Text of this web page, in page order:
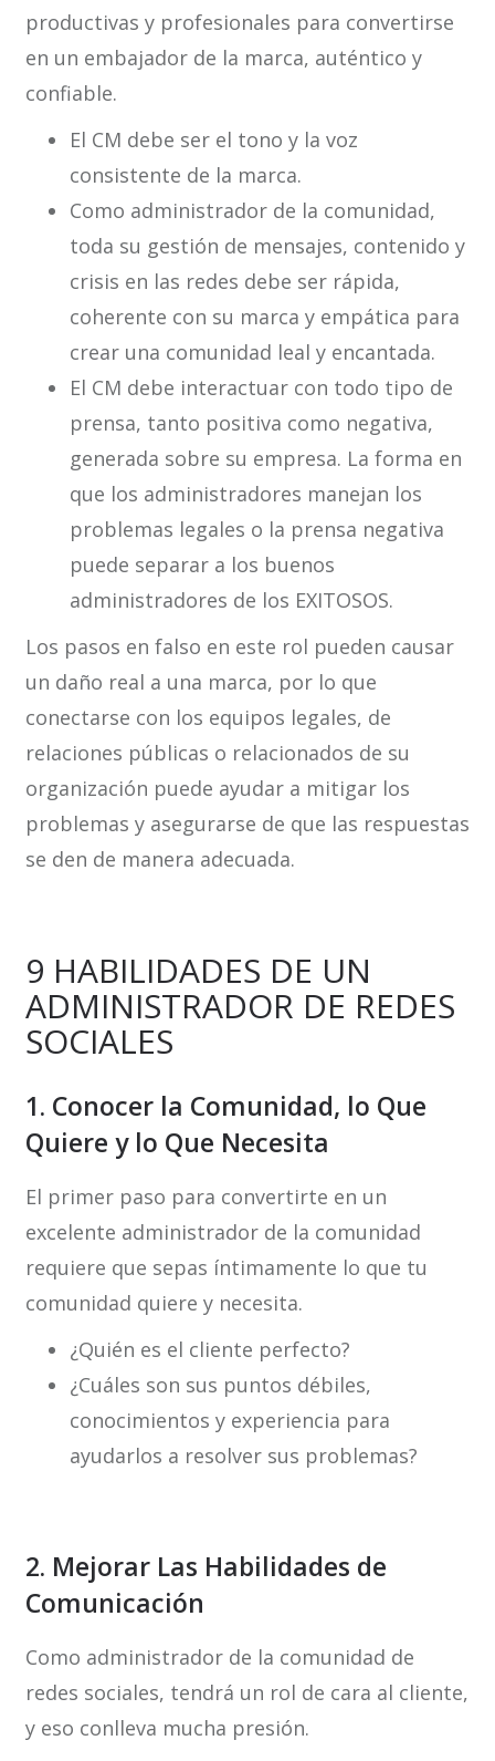
productivas y profesionales para convertirse
en un embajador de la marca, auténtico y
confiable.
El CM debe ser el tono y la voz
consistente de la marca.
Como administrador de la comunidad,
toda su gestión de mensajes, contenido y
crisis en las redes debe ser rápida,
coherente con su marca y empática para
crear una comunidad leal y encantada.
El CM debe interactuar con todo tipo de
prensa, tanto positiva como negativa,
generada sobre su empresa. La forma en
que los administradores manejan los
problemas legales o la prensa negativa
puede separar a los buenos
administradores de los EXITOSOS.
Los pasos en falso en este rol pueden causar
un daño real a una marca, por lo que
conectarse con los equipos legales, de
relaciones públicas o relacionados de su
organización puede ayudar a mitigar los
problemas y asegurarse de que las respuestas
se den de manera adecuada.
9 HABILIDADES DE UN
ADMINISTRADOR DE REDES
SOCIALES
1. Conocer la Comunidad, lo Que
Quiere y lo Que Necesita
El primer paso para convertirte en un
excelente administrador de la comunidad
requiere que sepas íntimamente lo que tu
comunidad quiere y necesita.
¿Quién es el cliente perfecto?
¿Cuáles son sus puntos débiles,
conocimientos y experiencia para
ayudarlos a resolver sus problemas?
2. Mejorar Las Habilidades de
Comunicación
Como administrador de la comunidad de
redes sociales, tendrá un rol de cara al cliente,
y eso conlleva mucha presión.